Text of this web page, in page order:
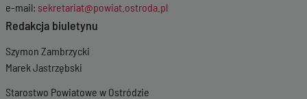
e-mail: sekretariat@powiat.ostroda.pl
Redakcja biuletynu
Szymon Zambrzycki
Marek Jastrzębski
Starostwo Powiatowe w Ostródzie